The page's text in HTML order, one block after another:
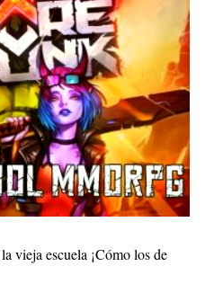
vieja escuela ¡Cómo los de